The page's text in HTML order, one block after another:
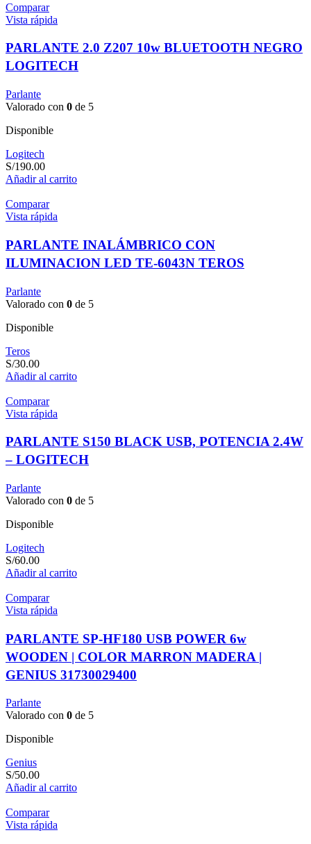
Comparar
Vista rápida
PARLANTE 2.0 Z207 10w BLUETOOTH NEGRO
LOGITECH
Parlante
Valorado con 0 de 5
Disponible
Logitech
S/190.00
Añadir al carrito
Comparar
Vista rápida
PARLANTE INALÁMBRICO CON
ILUMINACION LED TE-6043N TEROS
Parlante
Valorado con 0 de 5
Disponible
Teros
S/30.00
Añadir al carrito
Comparar
Vista rápida
PARLANTE S150 BLACK USB, POTENCIA 2.4W
– LOGITECH
Parlante
Valorado con 0 de 5
Disponible
Logitech
S/60.00
Añadir al carrito
Comparar
Vista rápida
PARLANTE SP-HF180 USB POWER 6w
WOODEN | COLOR MARRON MADERA |
GENIUS 31730029400
Parlante
Valorado con 0 de 5
Disponible
Genius
S/50.00
Añadir al carrito
Comparar
Vista rápida